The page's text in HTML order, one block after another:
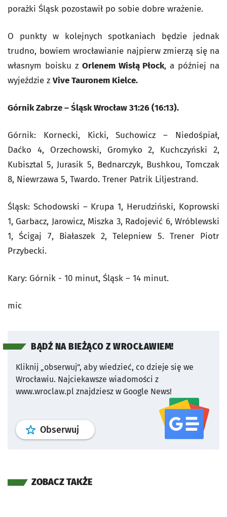
porażki Śląsk pozostawił po sobie dobre wrażenie.
O punkty w kolejnych spotkaniach będzie jednak
trudno, bowiem wrocławianie najpierw zmierzą się na
własnym boisku z Orlenem Wisłą Płock, a później na
wyjeździe z Vive Tauronem Kielce.
Górnik Zabrze – Śląsk Wrocław 31:26 (16:13).
Górnik: Kornecki, Kicki, Suchowicz – Niedośpiał,
Daćko 4, Orzechowski, Gromyko 2, Kuchczyński 2,
Kubisztal 5, Jurasik 5, Bednarczyk, Bushkou, Tomczak
8, Niewrzawa 5, Twardo. Trener Patrik Liljestrand.
Śląsk: Schodowski – Krupa 1, Herudziński, Koprowski
1, Garbacz, Jarowicz, Miszka 3, Radojević 6, Wróblewski
1, Ścigaj 7, Białaszek 2, Telepniew 5. Trener Piotr
Przybecki.
Kary: Górnik - 10 minut, Śląsk – 14 minut.
mic
BĄDŹ NA BIEŻĄCO Z WROCŁAWIEM!
Kliknij „obserwuj”, aby wiedzieć, co dzieje się we
Wrocławiu. Najciekawsze wiadomości z
www.wroclaw.pl znajdziesz w Google News!
Obserwuj profil serwisu
ZOBACZ TAKŻE